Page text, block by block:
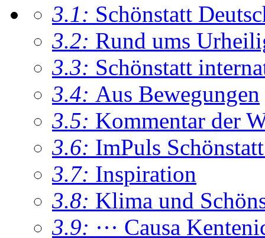
3.1: Schönstatt
3.2: Rund ums
3.3: Schönstatt
3.4: Aus Bewegungen
3.5: Kommentar der
3.6: ImPuls
3.7: Inspiration
3.8: Klima und
3.9: ··· Causa